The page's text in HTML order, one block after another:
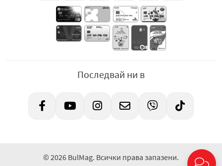
Последвай ни в
© 2026 BulMag. Всички права запазени.